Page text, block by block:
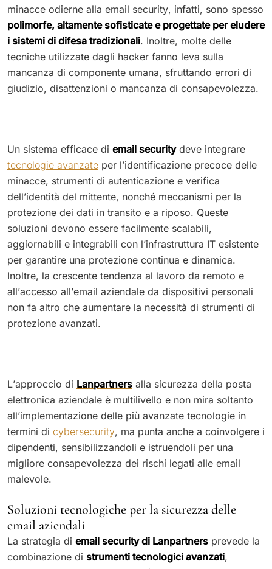
minacce odierne alla email security, infatti, sono spesso
polimorfe, altamente sofisticate e progettate per eludere
i sistemi di difesa tradizionali. Inoltre, molte delle
tecniche utilizzate dagli hacker fanno leva sulla
mancanza di componente umana, sfruttando errori di
giudizio, disattenzioni o mancanza di consapevolezza.
Un sistema efficace di email securitydeve integrare
tecnologie avanzate per l’identificazione precoce delle
minacce, strumenti di autenticazione e verifica
dell’identità del mittente, nonché meccanismi per la
protezione dei dati in transito e a riposo. Queste
soluzioni devono essere facilmente scalabili,
aggiornabili e integrabili con l’infrastruttura IT esistente
per garantire una protezione continua e dinamica.
Inoltre, la crescente tendenza al lavoro da remoto e
all’accesso all’email aziendale da dispositivi personali
non fa altro che aumentare la necessità di strumenti di
protezione avanzati.
L’approccio di Lanpartners alla sicurezza della posta
elettronica aziendale è multilivello e non mira soltanto
all’implementazione delle più avanzate tecnologie in
termini di cybersecurity, ma punta anche a coinvolgere i
dipendenti, sensibilizzandoli e istruendoli per una
migliore consapevolezza dei rischi legati alle email
malevole.
Soluzioni tecnologiche per la sicurezza delle
email aziendali
La strategia di email security di Lanpartners prevede la
combinazione di strumenti tecnologici avanzati,